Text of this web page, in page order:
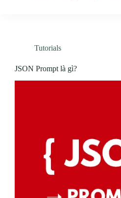
Tutorials
JSON Prompt là gì?